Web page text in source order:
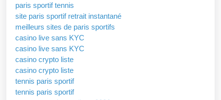
paris sportif tennis
site paris sportif retrait instantané
meilleurs sites de paris sportifs
casino live sans KYC
casino live sans KYC
casino crypto liste
casino crypto liste
tennis paris sportif
tennis paris sportif